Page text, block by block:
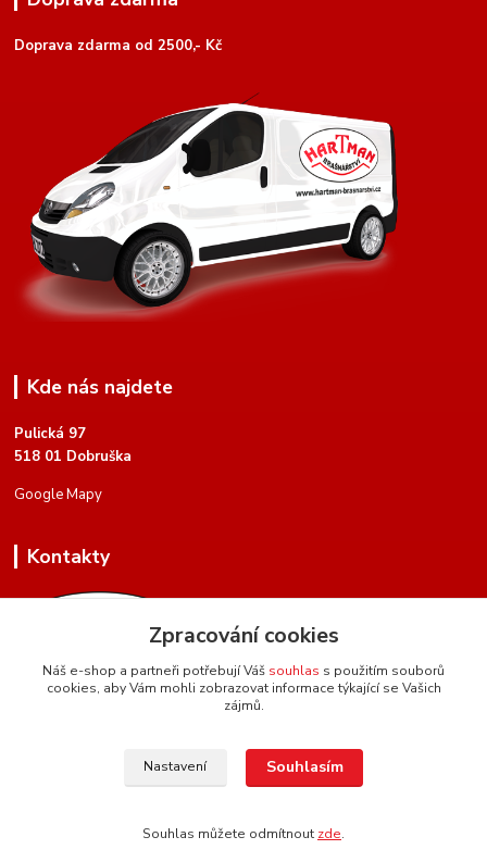
Doprava zdarma od 2500,- Kč
Kde nás najdete
Pulická 97
518 01 Dobruška
Google Mapy
Kontakty
+420 604 134 951
hartman.brasnarstvi@seznam.cz
Zpracování cookies
Náš e-shop a partneři potřebují Váš souhlas s použitím souborů
cookies, aby Vám mohli zobrazovat informace týkající se Vašich
zájmů.
Nastavení Souhlasím
Souhlas můžete odmítnout zde.